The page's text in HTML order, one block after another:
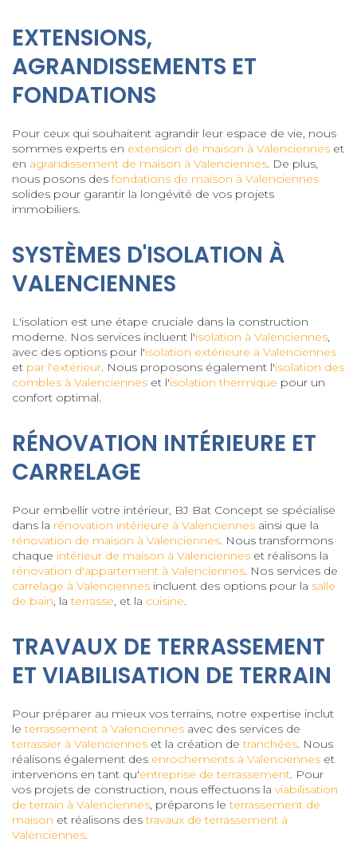
EXTENSIONS,
AGRANDISSEMENTS ET
FONDATIONS
Pour ceux qui souhaitent agrandir leur espace de vie, nous
sommes experts en extension de maison à Valenciennes et
en agrandissement de maison à Valenciennes. De plus,
nous posons desfondations de maison à Valenciennes
solides pour garantir la longévité de vos projets
immobiliers.
SYSTÈMES D'ISOLATION À
VALENCIENNES
L'isolation est une étape cruciale dans la construction
moderne. Nos services incluent l'isolation à Valenciennes,
avec des options pour l'isolation extérieure à Valenciennes
et par l'extérieur. Nous proposons également l'isolation des
combles à Valenciennes et l'isolation thermique pour un
confort optimal.
RÉNOVATION INTÉRIEURE ET
CARRELAGE
Pour embellir votre intérieur, BJ Bat Concept se spécialise
dans la rénovation intérieure à Valenciennes ainsi que la
rénovation de maison à Valenciennes. Nous transformons
chaque intérieur de maison à Valenciennes et réalisons la
rénovation d'appartement à Valenciennes. Nos services de
carrelage à Valenciennes incluent des options pour la salle
de bain, laterrasse, et la cuisine.
TRAVAUX DE TERRASSEMENT
ET VIABILISATION DE TERRAIN
Pour préparer au mieux vos terrains, notre expertise inclut
leterrassement à Valenciennes avec des services de
terrassier à Valenciennes et la création detranchées. Nous
réalisons également des enrochements à Valenciennes et
intervenons en tant qu'entreprise de terrassement. Pour
vos projets de construction, nous effectuons la viabilisation
de terrain à Valenciennes, préparons leterrassement de
maison et réalisons destravaux de terrassement à
Valenciennes.